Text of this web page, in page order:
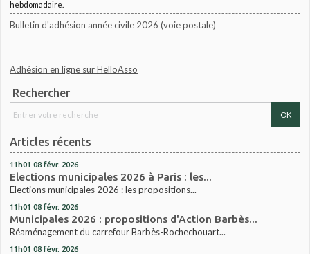
hebdomadaire.
Bulletin d'adhésion année civile 2026 (voie postale)
Adhésion en ligne sur HelloAsso
Rechercher
Articles récents
11h01 08 févr. 2026
Elections municipales 2026 à Paris : les...
Elections municipales 2026 : les propositions...
11h01 08 févr. 2026
Municipales 2026 : propositions d'Action Barbès...
Réaménagement du carrefour Barbès-Rochechouart...
11h01 08 févr. 2026